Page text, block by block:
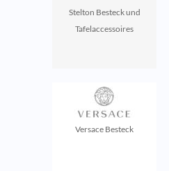
Stelton Besteck und
Tafelaccessoires
Versace Besteck